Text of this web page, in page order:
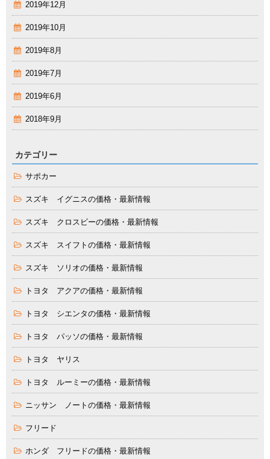
2019年12月
2019年10月
2019年8月
2019年7月
2019年6月
2018年9月
カテゴリー
サポカー
スズキ イグニスの価格・最新情報
スズキ クロスビーの価格・最新情報
スズキ スイフトの価格・最新情報
スズキ ソリオの価格・最新情報
トヨタ アクアの価格・最新情報
トヨタ シエンタの価格・最新情報
トヨタ パッソの価格・最新情報
トヨタ ヤリス
トヨタ ルーミーの価格・最新情報
ニッサン ノートの価格・最新情報
フリード
ホンダ フリードの価格・最新情報